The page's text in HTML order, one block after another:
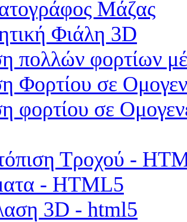
Μάζας
Φιάλη 3D
πολλών φορτίων
Φορτίου σε
φορτίου σε
Τροχού -
- HTML5
3D - html5